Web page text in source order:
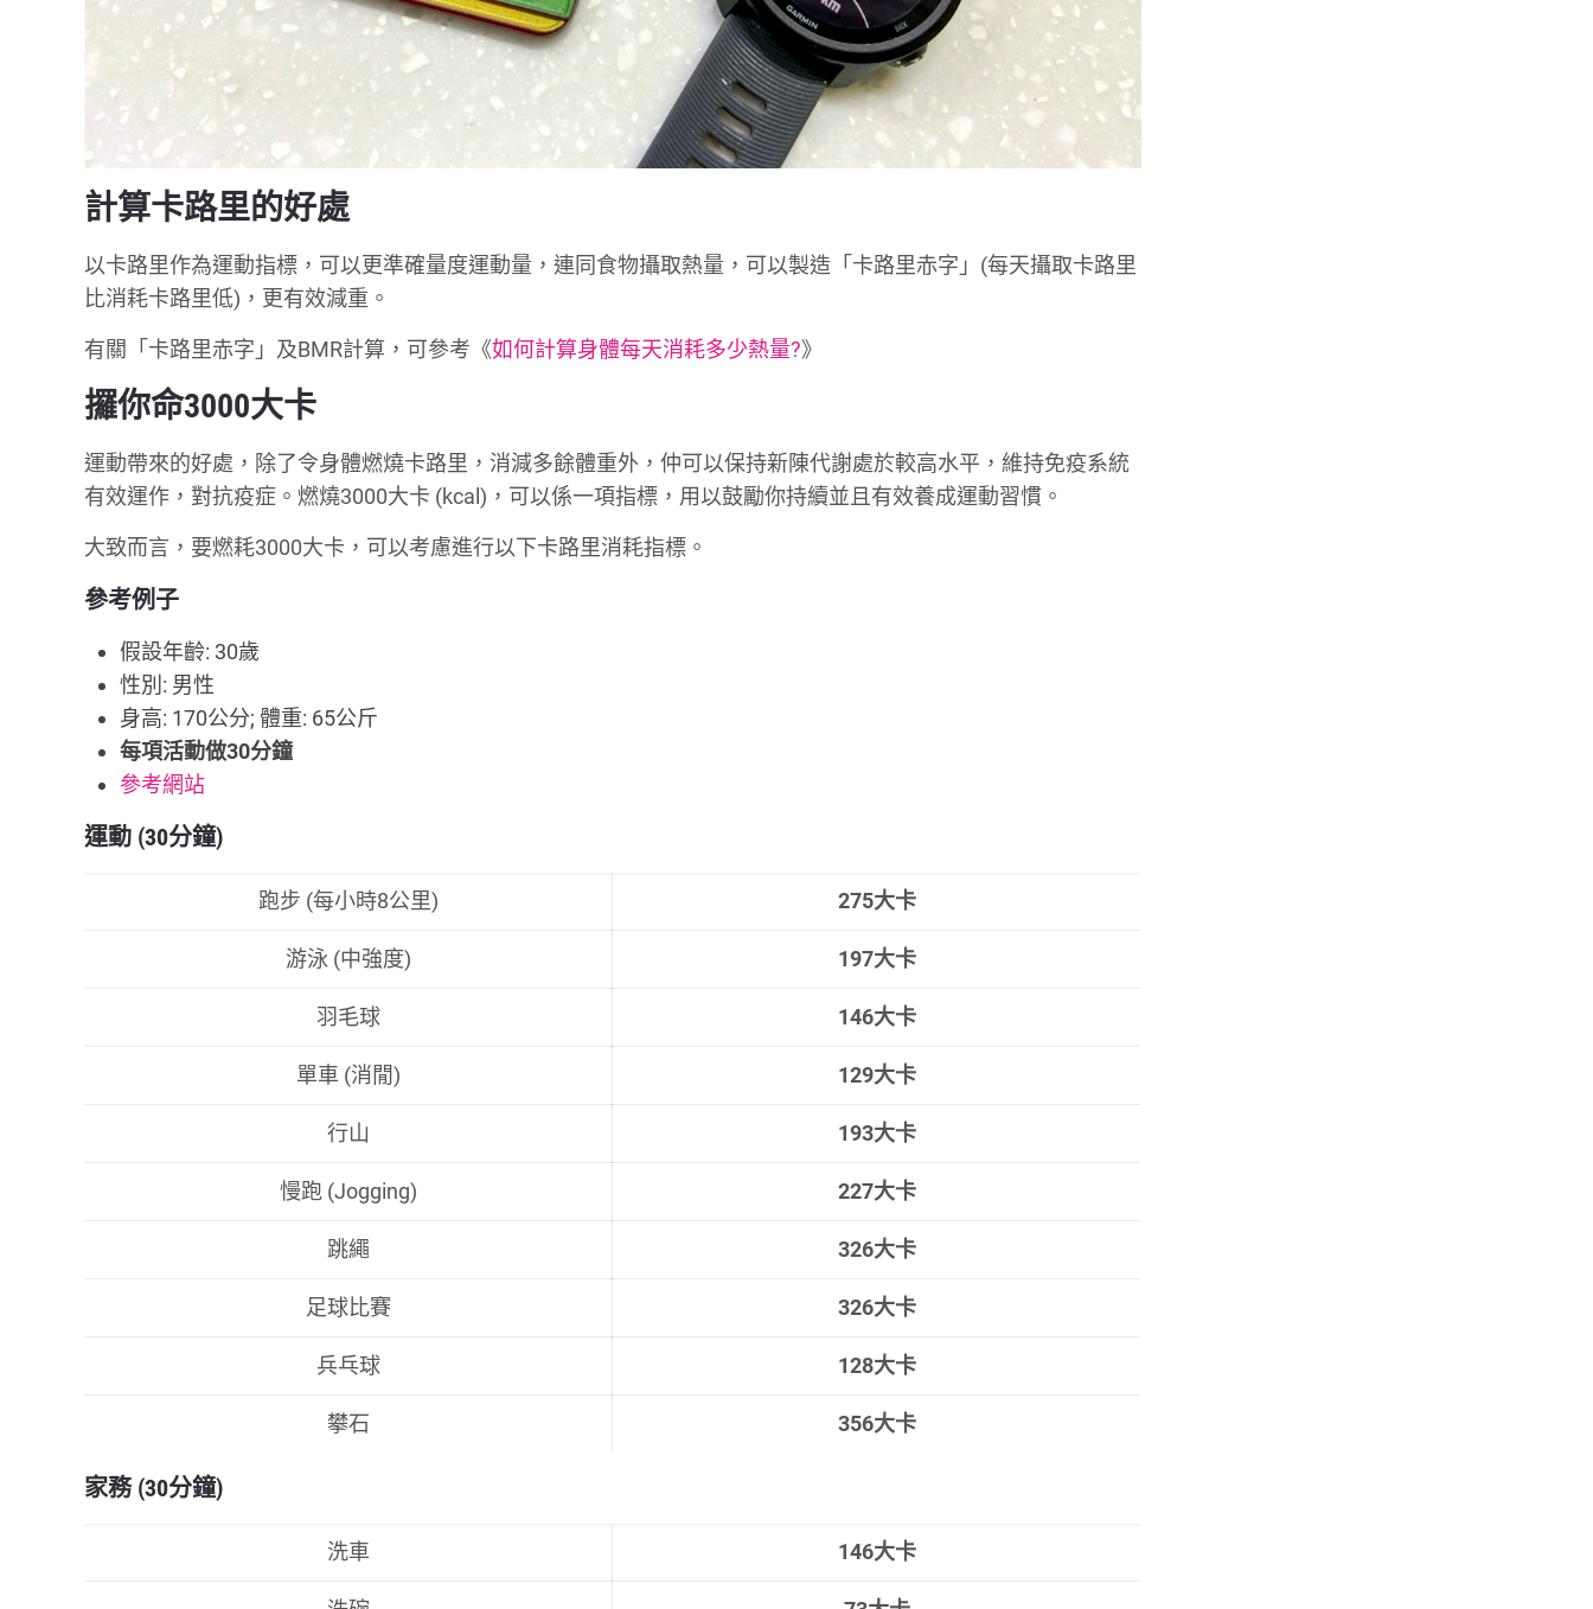
計算卡路里的好處
以卡路里作為運動指標，可以更準確量度運動量，連同食物攝取熱量，可以製造「卡路里赤字」(每天攝取卡路里
比消耗卡路里低)，更有效減重。
有關「卡路里赤字」及BMR計算，可參考《如何計算身體每天消耗多少熱量?》
攞你命3000大卡
運動帶來的好處，除了令身體燃燒卡路里，消減多餘體重外，仲可以保持新陳代謝處於較高水平，維持免疫系統
有效運作，對抗疫症。燃燒3000大卡 (kcal)，可以係一項指標，用以鼓勵你持續並且有效養成運動習慣。
大致而言，要燃耗3000大卡，可以考慮進行以下卡路里消耗指標。
參考例子
假設年齡: 30歲
性別: 男性
身高: 170公分; 體重: 65公斤
每項活動做30分鐘
參考網站
運動 (30分鐘)
跑步 (每小時8公里) 275大卡
游泳 (中強度) 197大卡
羽毛球 146大卡
單車 (消閒) 129大卡
行山 193大卡
慢跑 (Jogging) 227大卡
跳繩 326大卡
足球比賽 326大卡
兵乓球 128大卡
攀石 356大卡
家務 (30分鐘)
洗車 146大卡